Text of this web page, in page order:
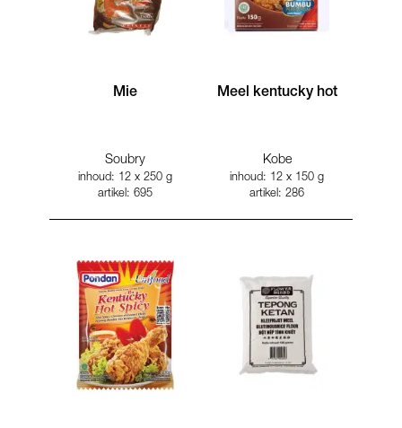
Mie
Soubry
inhoud: 12 x 250 g
artikel: 695
Meel kentucky hot
Kobe
inhoud: 12 x 150 g
artikel: 286